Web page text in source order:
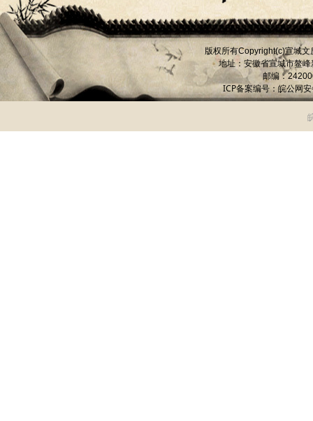
版权所有Copyright(c)宣城文
地址：安徽省宣城市鳌峰
邮编：
ICP备案编号： 皖公网